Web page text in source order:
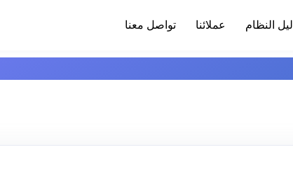
النظام عملائنا تواصل معنا